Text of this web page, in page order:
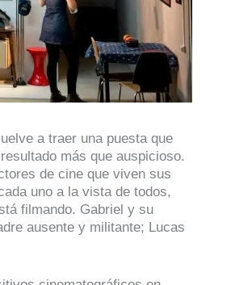
a traer una puesta que
más que auspicioso.
de cine que viven sus
uno a la vista de todos,
filmando. Gabriel y su
ausente y militante; Lucas